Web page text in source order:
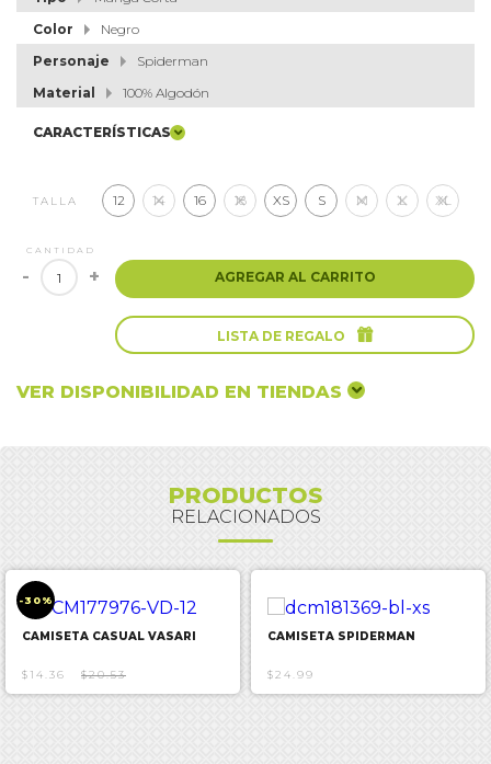
Color
Negro
Personaje
Spiderman
Material
100% Algodón
CARACTERÍSTICAS
TALLA 12 14 16 18 XS S M L XL
CANTIDAD
- + AGREGAR AL CARRITO
LISTA DE REGALO 
VER DISPONIBILIDAD EN TIENDAS
PRODUCTOS
RELACIONADOS
-30%
CAMISETA CASUAL VASARI
$14.36 $20.53
CAMISETA SPIDERMAN
$24.99